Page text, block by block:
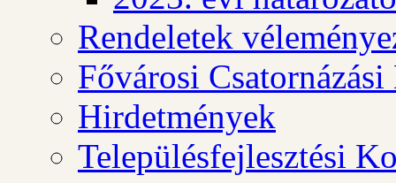
Rendeletek
Fővárosi
Hirdetmények
Településfejlesztési